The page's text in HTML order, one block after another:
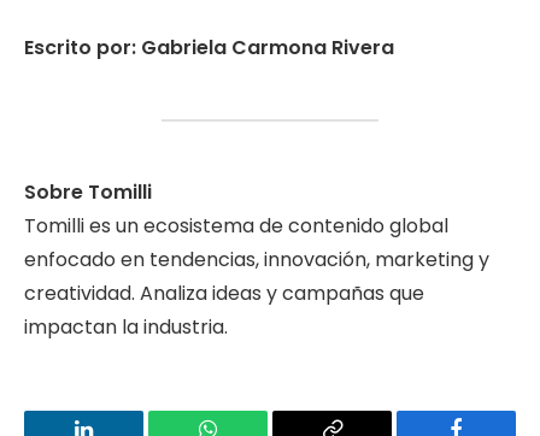
Escrito por: Gabriela Carmona Rivera
Sobre Tomilli
Tomilli es un ecosistema de contenido global
enfocado en tendencias, innovación, marketing y
creatividad. Analiza ideas y campañas que
impactan la industria.